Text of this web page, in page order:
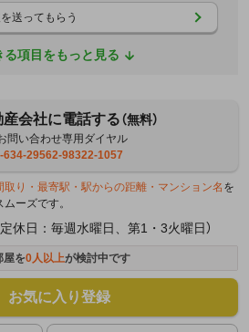
送ってもらう
る項目をもっと見る
産会社に電話する（無料）
問い合わせ専用ダイヤル
634-29562-98322-1057
取り・最寄駅・駅からの距離・マンション名 を
ーズです。
休日：毎週水曜日、第1・3火曜日）
屋を0人以上が検討中です
お気に入り登録